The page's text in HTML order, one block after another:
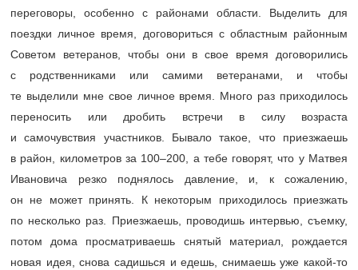
переговоры, особенно с районами области. Выделить для
поездки личное время, договориться с областным районным
Советом ветеранов, чтобы они в свое время договорились
с родственниками или самими ветеранами, и чтобы
те выделили мне свое личное время. Много раз приходилось
переносить или дробить встречи в силу возраста
и самочувствия участников. Бывало такое, что приезжаешь
в район, километров за 100–200,
а тебе говорят, что у Матвея
Ивановича резко поднялось давление, и, к сожалению,
он не может принять. К некоторым приходилось приезжать
по несколько раз. Приезжаешь, проводишь интервью, съемку,
потом дома просматриваешь снятый материал, рождается
новая идея, снова садишься и едешь, снимаешь уже какой-то